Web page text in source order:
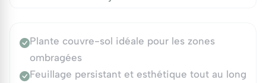
Plante couvre-sol idéale pour les zones
ombragées
Feuillage persistant et esthétique tout au long